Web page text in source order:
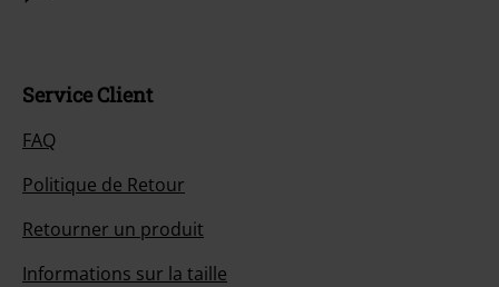
Service Client
FAQ
Politique de Retour
Retourner un produit
Informations sur la taille